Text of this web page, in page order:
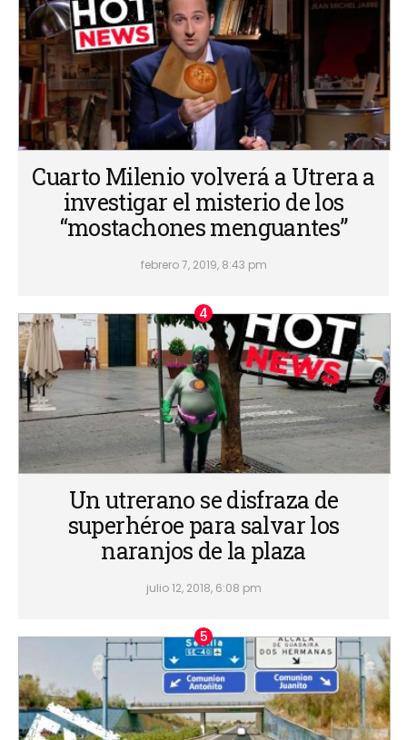
Cuarto Milenio volverá a Utrera a
investigar el misterio de los
“mostachones menguantes”
febrero 7, 2019, 8:43 pm
Un utrerano se disfraza de
superhéroe para salvar los
naranjos de la plaza
julio 12, 2018, 6:08 pm